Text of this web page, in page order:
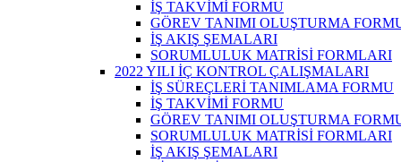
İŞ TAKVİMİ FORMU
GÖREV TANIMI OLUŞTURMA
İŞ AKIŞ ŞEMALARI
SORUMLULUK MATRİSİ FORMLARI
2022 YILI İÇ KONTROL ÇALIŞMALARI
İŞ SÜREÇLERİ TANIMLAMA FORMU
İŞ TAKVİMİ FORMU
GÖREV TANIMI OLUŞTURMA
SORUMLULUK MATRİSİ FORMLARI
İŞ AKIŞ ŞEMALARI